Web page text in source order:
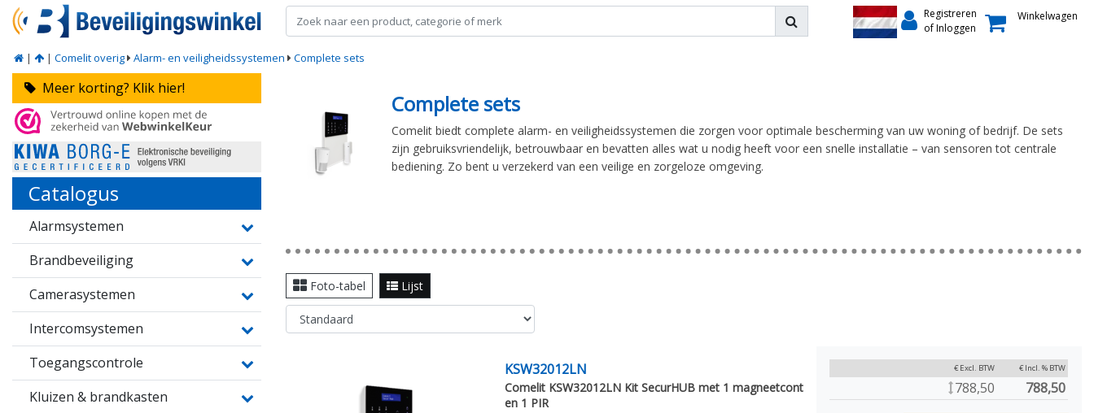
Registreren
of Inloggen
Winkelwagen
| | Comelit overig Alarm- en veiligheidssystemen Complete sets
Meer korting? Klik hier!
Catalogus
Alarmsystemen
Brandbeveiliging
Camerasystemen
Intercomsystemen
Toegangscontrole
Kluizen & brandkasten
Complete sets
Comelit biedt complete alarm- en veiligheidssystemen die zorgen voor optimale bescherming van uw woning of bedrijf. De sets
zijn gebruiksvriendelijk, betrouwbaar en bevatten alles wat u nodig heeft voor een snelle installatie – van sensoren tot centrale
bediening. Zo bent u verzekerd van een veilige en zorgeloze omgeving.
Foto-tabel Lijst
KSW32012LN
Comelit KSW32012LN Kit SecurHUB met 1 magneetcont
en 1 PIR
€ Excl. BTW € Incl. % BTW
788,50 788,50